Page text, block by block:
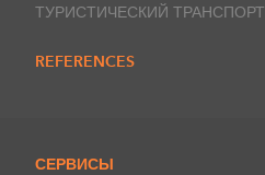
ТУРИСТИЧЕСКИЙ ТРАНСПОРТ
REFERENCES
СЕРВИСЫ